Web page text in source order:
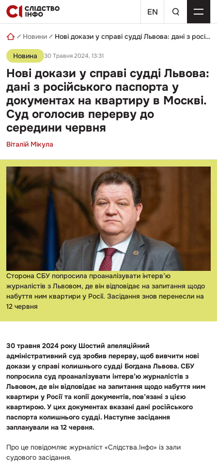
Skip
to
content
EN
пошуковий
запит
Новини Нові докази у справі судді Львова: дані з російського паспорта у документах на квартиру в Москві. Суд оголосив перерву до середини червня
Новина 30 Травня 2024, 13:31
Нові докази у справі судді Львова:
дані з російського паспорта у
документах на квартиру в Москві.
Суд оголосив перерву до
середини червня
Віталій Мікула
Сторона СБУ попросила проаналізувати інтерв’ю
журналістів з Львовом, де він відповідає на запитання щодо
набуття ним квартири у Росії. Засідання знов перенесли на
12 червня
30 травня 2024 року Шостий апеляційний
адміністративний суд зробив перерву, щоб вивчити нові
докази у справі колишнього судді Богдана Львова. СБУ
попросила суд проаналізувати інтерв’ю журналістів з
Львовом, де він відповідає на запитання щодо набуття ним
квартири у Росії та копії документів, пов’язані з цією
квартирою. У цих документах вказані дані російського
паспорта колишнього судді. Наступне засідання
запланували на 12 червня.
Про це повідомляє журналіст «Слідства.Інфо» із зали
судового засідання.